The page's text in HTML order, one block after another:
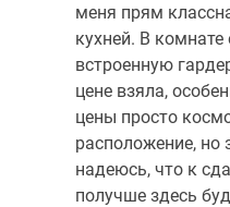
меня прям
кухней. В комнате
встроенную
цене взяла,
цены просто
расположение, но
надеюсь, что к
получше здесь